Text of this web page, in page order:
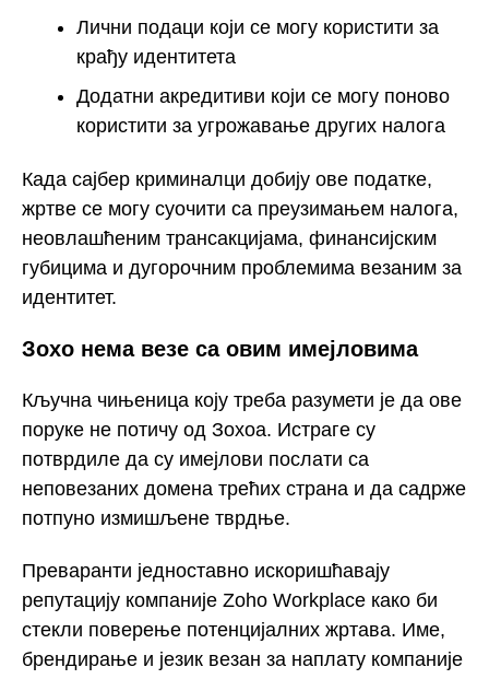
Лични подаци који се могу користити за
крађу идентитета
Додатни акредитиви који се могу поново
користити за угрожавање других налога
Када сајбер криминалци добију ове податке,
жртве се могу суочити са преузимањем налога,
неовлашћеним трансакцијама, финансијским
губицима и дугорочним проблемима везаним за
идентитет.
Зохо нема везе са овим имејловима
Кључна чињеница коју треба разумети је да ове
поруке не потичу од Зохоа. Истраге су
потврдиле да су имејлови послати са
неповезаних домена трећих страна и да садрже
потпуно измишљене тврдње.
Преваранти једноставно искоришћавају
репутацију компаније Zoho Workplace како би
стекли поверење потенцијалних жртава. Име,
брендирање и језик везан за наплату компаније